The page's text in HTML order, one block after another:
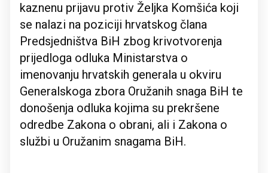
kaznenu prijavu protiv Željka Komšića koji
se nalazi na poziciji hrvatskog člana
Predsjedništva BiH zbog krivotvorenja
prijedloga odluka Ministarstva o
imenovanju hrvatskih generala u okviru
Generalskoga zbora Oružanih snaga BiH te
donošenja odluka kojima su prekršene
odredbe Zakona o obrani, ali i Zakona o
službi u Oružanim snagama BiH.